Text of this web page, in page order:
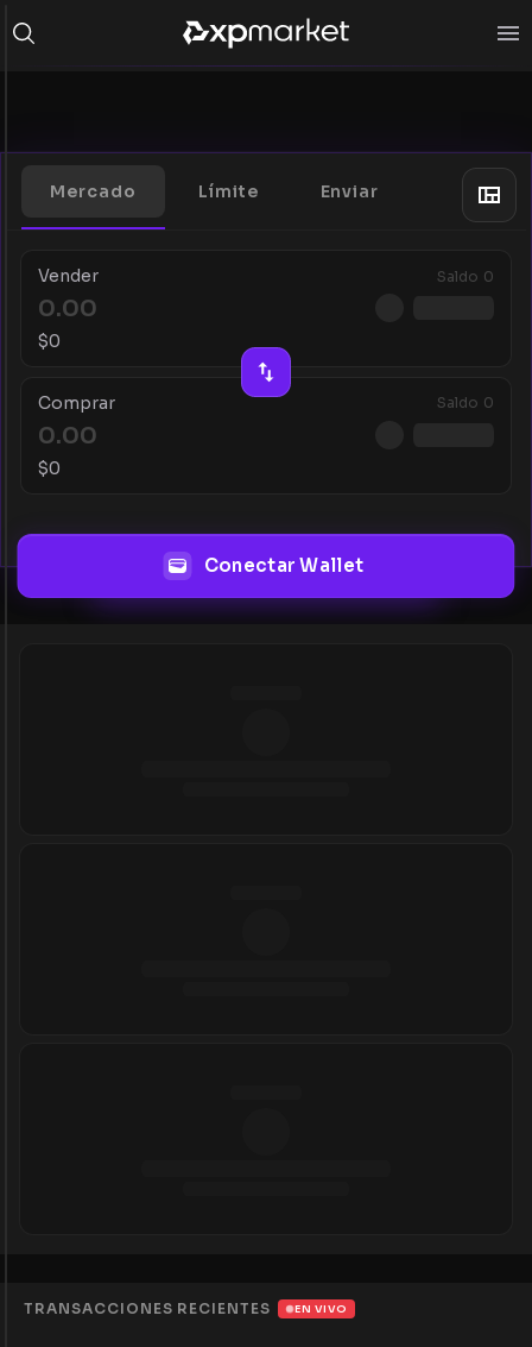
Mercado Límite Enviar
Vender Saldo 0
$0
Comprar Saldo 0
$0
Conectar Wallet
TRANSACCIONES RECIENTES EN VIVO